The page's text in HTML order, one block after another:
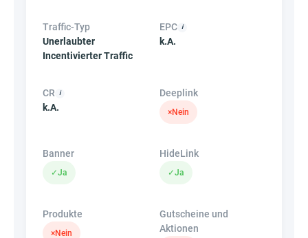
Traffic-Typ
Unerlaubter
Incentivierter Traffic
EPC
k.A.
CR
k.A.
Deeplink
×Nein
Banner
✓Ja
HideLink
✓Ja
Produkte
×Nein
Gutscheine und
Aktionen